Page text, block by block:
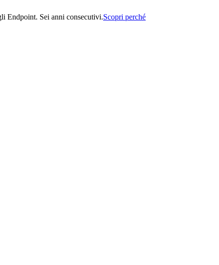
Endpoint. Sei anni consecutivi.Scopri perché